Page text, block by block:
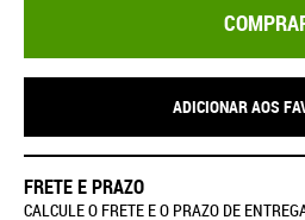
ADICIONAR AOS
FRETE E PRAZO
CALCULE O FRETE E O PRAZO DE